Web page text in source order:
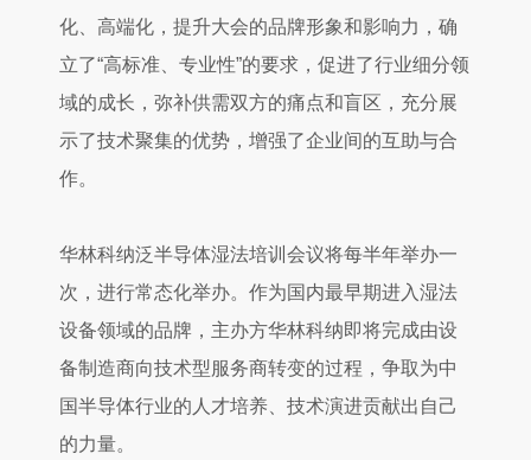
化、高端化，提升大会的品牌形象和影响力，确
立了“高标准、专业性”的要求，促进了行业细分领
域的成长，弥补供需双方的痛点和盲区，充分展
示了技术聚集的优势，增强了企业间的互助与合
作。
华林科纳泛半导体湿法培训会议将每半年举办一
次，进行常态化举办。作为国内最早期进入湿法
设备领域的品牌，主办方华林科纳即将完成由设
备制造商向技术型服务商转变的过程，争取为中
国半导体行业的人才培养、技术演进贡献出自己
的力量。